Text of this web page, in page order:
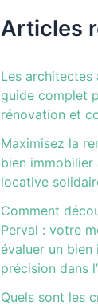
Articles
Les architectes
guide complet
rénovation et
Maximisez la
bien immobilier
locative
Comment
Perval : votre
évaluer un
précision dans
Quels sont les